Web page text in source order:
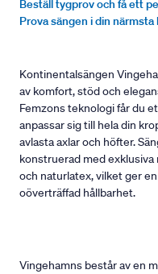
Beställ tygprov och få ett
Prova sängen i din
Kontinentalsängen
av komfort, stöd och
Femzons teknologi får du
anpassar sig till hela din
avlasta axlar och höfter.
konstruerad med
och naturlatex, vilket ger
oöverträffad hållbarhet.
Vingehamns består av en